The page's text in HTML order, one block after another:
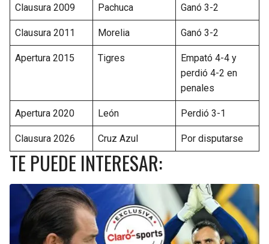
Clausura 2009 Pachuca Ganó 3-2
Clausura 2011 Morelia Ganó 3-2
Apertura 2015 Tigres
Empató 4-4 y
perdió 4-2 en
penales
Apertura 2020 León Perdió 3-1
Clausura 2026 Cruz Azul Por disputarse
TE PUEDE INTERESAR: